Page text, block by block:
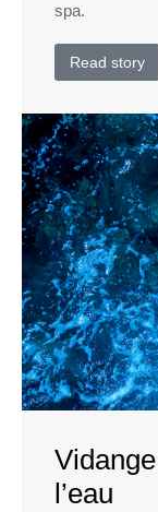
spa.
Read story
l’eau​